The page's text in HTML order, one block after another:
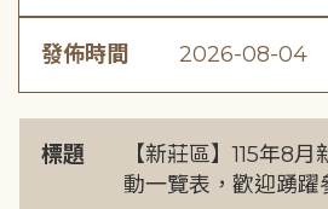
發佈時間 2026-08-04
標題
【新莊區】115年8
動一覽表，歡迎踴躍